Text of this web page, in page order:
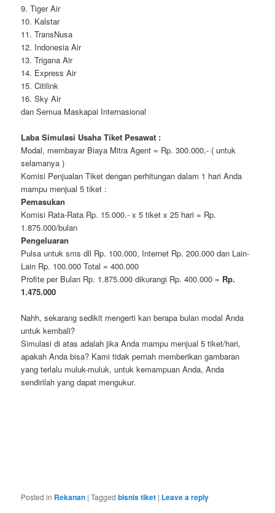
9. Tiger Air
10. Kalstar
11. TransNusa
12. Indonesia Air
13. Trigana Air
14. Express Air
15. Citilink
16. Sky Air
dan Semua Maskapai Internasional
Laba Simulasi Usaha Tiket Pesawat :
Modal, membayar Biaya Mitra Agent = Rp. 300.000,- ( untuk
selamanya )
Komisi Penjualan Tiket dengan perhitungan dalam 1 hari Anda
mampu menjual 5 tiket :
Pemasukan
Komisi Rata-Rata Rp. 15.000.- x 5 tiket x 25 hari = Rp.
1.875.000/bulan
Pengeluaran
Pulsa untuk sms dll Rp. 100.000, Internet Rp. 200.000 dan Lain-
Lain Rp. 100.000 Total = 400.000
Profite per Bulan Rp. 1.875.000 dikurangi Rp. 400.000 = Rp.
1.475.000
Nahh, sekarang sedikit mengerti kan berapa bulan modal Anda
untuk kembali?
Simulasi di atas adalah jika Anda mampu menjual 5 tiket/hari,
apakah Anda bisa? Kami tidak pernah memberikan gambaran
yang terlalu muluk-muluk, untuk kemampuan Anda, Anda
sendirilah yang dapat mengukur.
Posted in Rekanan |Tagged bisnis tiket | Leave a reply